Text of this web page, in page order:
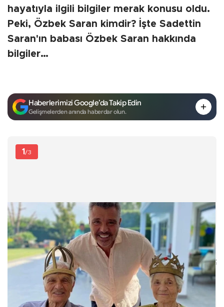
hayatıyla ilgili bilgiler merak konusu oldu.
Peki, Özbek Saran kimdir? İşte Sadettin
Saran'ın babası Özbek Saran hakkında
bilgiler…
Haberlerimizi Google’da Takip Edin
Gelişmelerden anında haberdar olun.
1 /3
;